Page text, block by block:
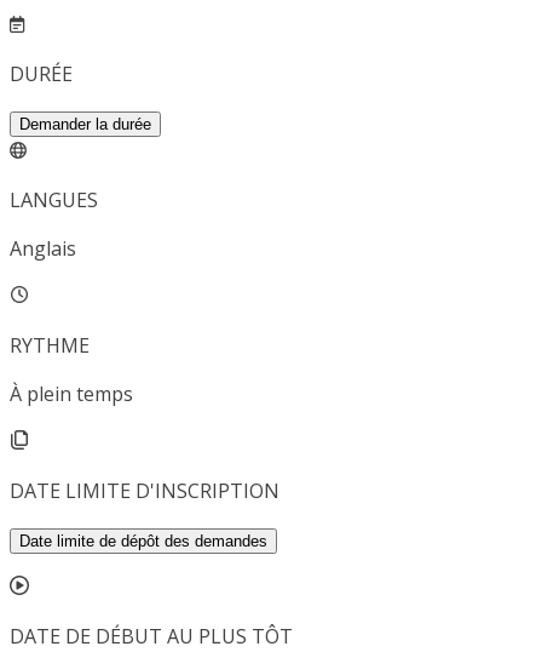
DURÉE
Demander la durée
LANGUES
Anglais
RYTHME
À plein temps
DATE LIMITE D'INSCRIPTION
Date limite de dépôt des demandes
DATE DE DÉBUT AU PLUS TÔT